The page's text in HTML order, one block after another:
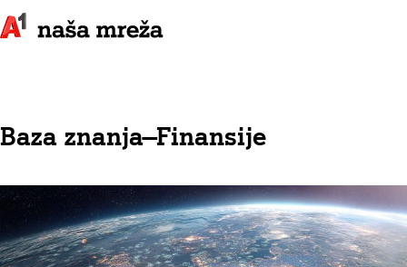
Baza znanja—Finansije